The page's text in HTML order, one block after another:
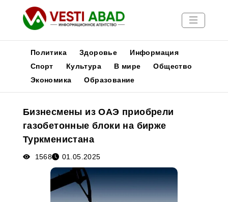
Новости
Медиа
Афиша
Политика Здоровье
Информация
Спорт
Культура В мире
Общество
Экономика
Образование
Бизнесмены из ОАЭ приобрели
газобетонные блоки на бирже
Туркменистана
1568 01.05.2025